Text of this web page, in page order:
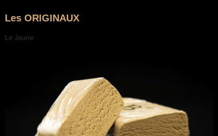
Les ORIGINAUX
Le Jaune